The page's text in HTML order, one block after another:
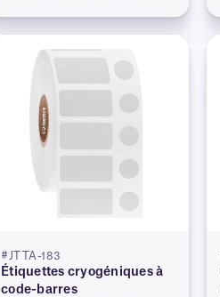
#JTTA-183
Étiquettes cryogéniques à
code-barres